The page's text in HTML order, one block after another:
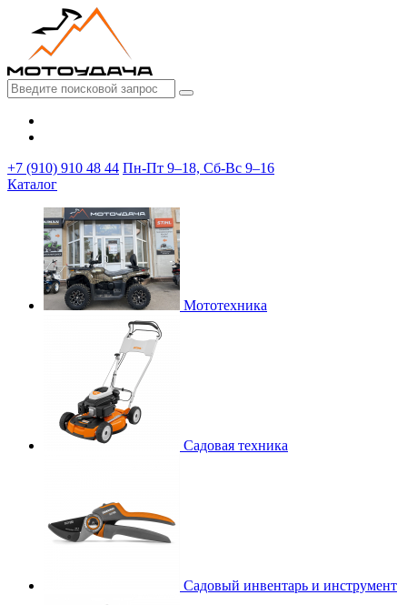
+7 (910) 910 48 44 Пн-Пт 9–18, Сб-Вс 9–16
Каталог
Мототехника
Садовая техника
Садовый инвентарь и инструмент